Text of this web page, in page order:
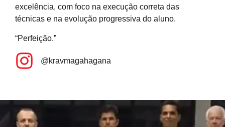
excelência, com foco na execução correta das
técnicas e na evolução progressiva do aluno.
“Perfeição.”
@kravmagahagana